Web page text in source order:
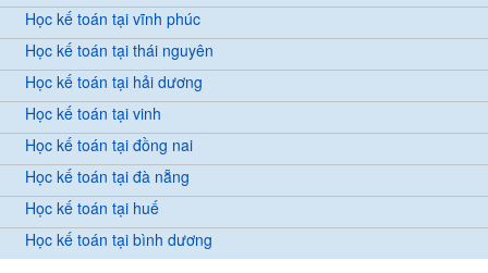
Học kế toán tại vĩnh phúc
Học kế toán tại thái nguyên
Học kế toán tại hải dương
Học kế toán tại vinh
Học kế toán tại đồng nai
Học kế toán tại đà nẵng
Học kế toán tại huế
Học kế toán tại bình dương